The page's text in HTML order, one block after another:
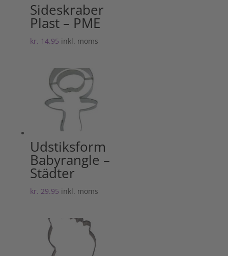
Sideskraber
Plast – PME
kr. 14.95 inkl. moms
Udstiksform
Babyrangle –
Städter
kr. 29.95 inkl. moms